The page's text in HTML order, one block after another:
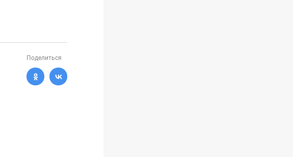
Поделиться